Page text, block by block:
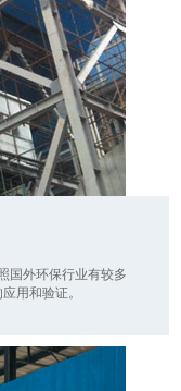
国外环保行业有较多
用和验证。